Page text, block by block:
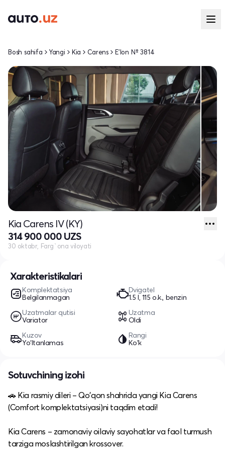
Xarakteristikalari
Komplektatsiya
Belgilanmagan
Dvigatel
1.5 l, 115 o.k., benzin
Uzatmalar qutisi
Variator
Uzatma
Oldi
Kuzov
Yo‘ltanlamas
Rangi
Ko'k
Bosh sahifa Yangi Kia Carens E'lon № 3814
Kia Carens IV (KY)
314 900 000 UZS
30 oktabr, Farg`ona viloyati
Sotuvchining izohi
🚗 Kia rasmiy dileri – Qo'qon shahrida yangi Kia Carens
(Comfort komplektatsiyasi)ni taqdim etadi!
Kia Carens – zamonaviy oilaviy sayohatlar va faol turmush
tarziga moslashtirilgan krossover.